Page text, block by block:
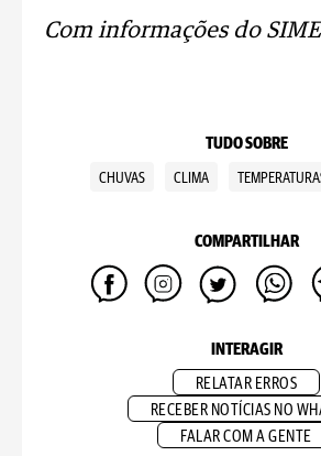
Com informações do
TUDO SOBRE
CHUVAS CLIMA
COMPARTILHAR
INTERAGIR
RELATAR ERROS
RECEBER NOTÍCIAS NO
FALAR COM A GENTE